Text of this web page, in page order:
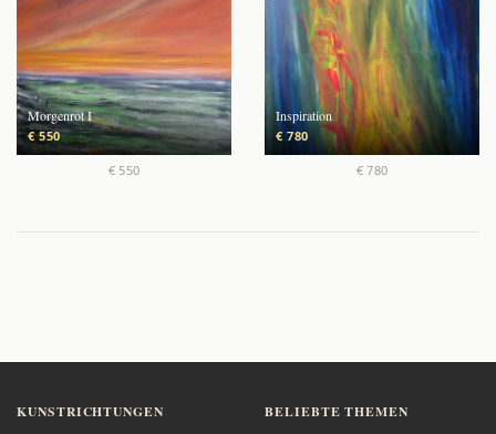
Morgenrot I
€ 550
€ 550
Inspiration
€ 780
€ 780
KUNSTRICHTUNGEN BELIEBTE THEMEN